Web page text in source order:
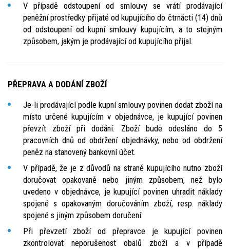
V případě odstoupení od smlouvy se vrátí prodávající
peněžní prostředky přijaté od kupujícího do čtrnácti (14) dnů
od odstoupení od kupní smlouvy kupujícím, a to stejným
způsobem, jakým je prodávající od kupujícího přijal.
PŘEPRAVA A DODÁNÍ ZBOŽÍ
Je-li prodávající podle kupní smlouvy povinen dodat zboží na
místo určené kupujícím v objednávce, je kupující povinen
převzít zboží při dodání. Zboží bude odesláno do 5
pracovních dnů od obdržení objednávky, nebo od obdržení
peněz na stanovený bankovní účet.
V případě, že je z důvodů na straně kupujícího nutno zboží
doručovat opakovaně nebo jiným způsobem, než bylo
uvedeno v objednávce, je kupující povinen uhradit náklady
spojené s opakovaným doručováním zboží, resp. náklady
spojené s jiným způsobem doručení.
Při převzetí zboží od přepravce je kupující povinen
zkontrolovat neporušenost obalů zboží a v případě